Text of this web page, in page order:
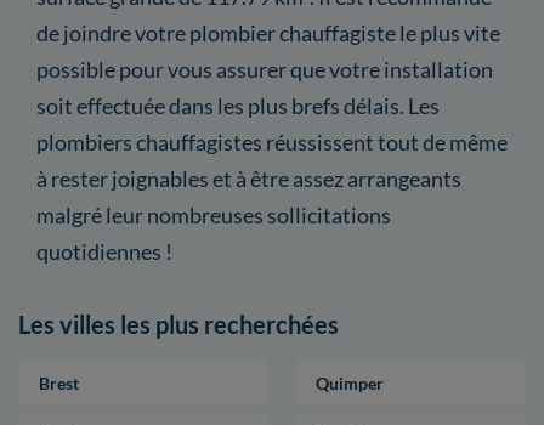
de joindre votre plombier chauffagiste le plus vite
possible pour vous assurer que votre installation
soit effectuée dans les plus brefs délais. Les
plombiers chauffagistes réussissent tout de même
à rester joignables et à être assez arrangeants
malgré leur nombreuses sollicitations
quotidiennes !
Les villes les plus recherchées
Brest Quimper